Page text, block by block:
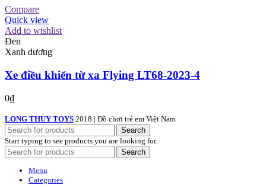
Compare
Quick view
Add to wishlist
Đen
Xanh dương
Xe điều khiển từ xa Flying LT68-2023-4
0₫
LONG THUY TOYS 2018 | Đồ chơi trẻ em Việt Nam
Search
Start typing to see products you are looking for.
Search
Menu
Categories